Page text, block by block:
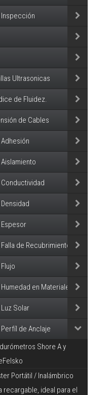
Ultrasonicas
de Fluidez.
de Cables
de Recubrimiento
en Materiales
Solar
de Anclaje
Shore A y
Portátil / Inalámbrico
recargable, ideal para el